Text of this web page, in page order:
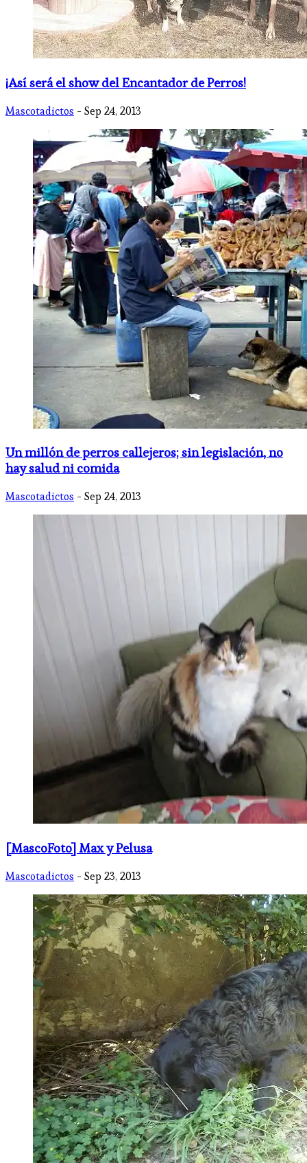
¡Así será el show del Encantador de Perros!
Mascotadictos - Sep 24, 2013
Un millón de perros callejeros; sin legislación, no
hay salud ni comida
Mascotadictos - Sep 24, 2013
[MascoFoto] Max y Pelusa
Mascotadictos - Sep 23, 2013